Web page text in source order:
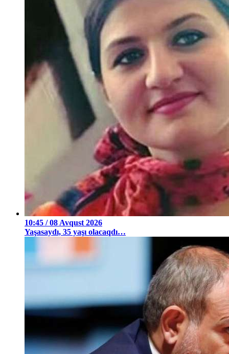
10:45 / 08 Avqust 2026
Yaşasaydı, 35 yaşı olacaqdı…